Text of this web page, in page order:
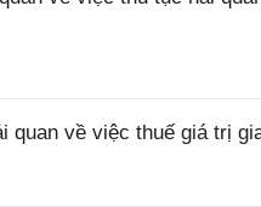
quan về việc thuế giá trị